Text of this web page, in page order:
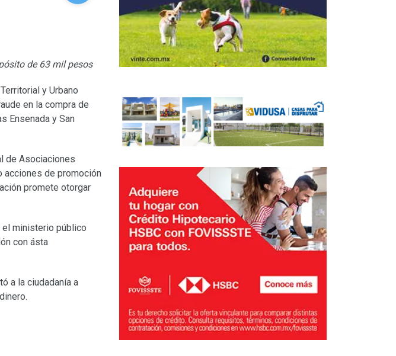
de 63 mil pesos
y Urbano
en la compra de
Ensenada y San
de Asociaciones
acciones de promoción
promete otorgar
el ministerio público
con ásta
a la ciudadanía a